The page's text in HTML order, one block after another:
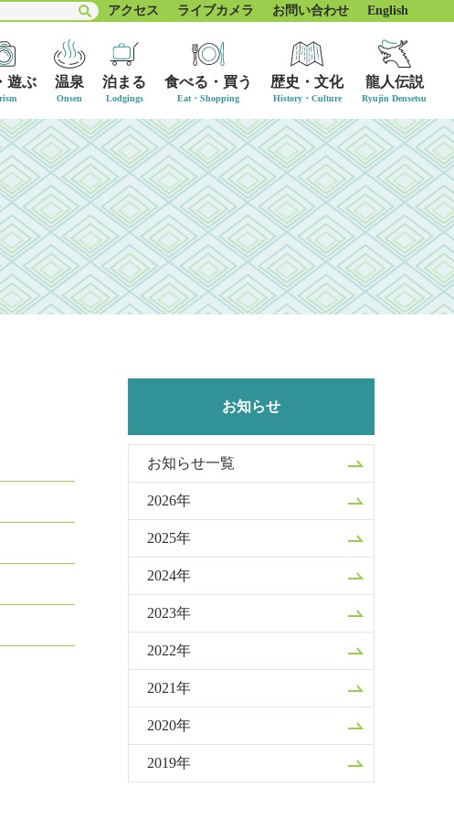
遊ぶ 温泉 泊まる 食べる・買う 歴史・文化 龍人伝説
アクセス ライブカメラ お問い合わせ English
お知らせ
お知らせ一覧
2026年
2025年
2024年
2023年
2022年
2021年
2020年
2019年